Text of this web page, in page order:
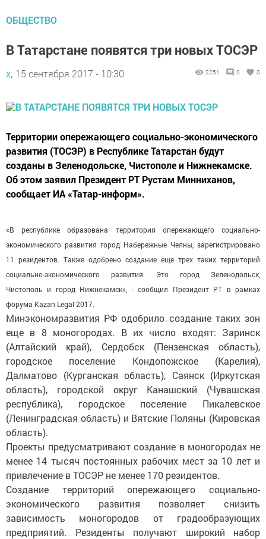
ОБЩЕСТВО
В Татарстане появятся три новых ТОСЭР
х, 15 сентября 2017 - 10:30 2251 0 0
Территории опережающего социально-экономического
развития (ТОСЭР) в Республике Татарстан будут
созданы в Зеленодольске, Чистополе и Нижнекамске.
Об этом заявил Президент РТ Рустам Минниханов,
сообщает ИА «Татар-информ».
«В республике образована территория опережающего социально-
экономического развития город Набережные Челны, зарегистрировано
11 резидентов. Также одобрено создание еще трех таких территорий
социально-экономического развития. Это город Зеленодольск,
Чистополь и город Нижнекамск», - сообщил Президент РТ в рамках
форума Kazan Legal 2017.
Минэкономразвития РФ одобрило создание таких зон
еще в 8 моногородах. В их число входят: Заринск
(Алтайский край), Сердобск (Пензенская область),
городское поселение Кондопожское (Карелия),
Далматово (Курганская область), Саянск (Иркутская
область), городской округ Канашский (Чувашская
республика), городское поселение Пикалевское
(Ленинградская область) и Вятские Поляны (Кировская
область).
Проекты предусматривают создание в моногородах не
менее 14 тысяч постоянных рабочих мест за 10 лет и
привлечение в ТОСЭР не менее 170 резидентов.
Создание территорий опережающего социально-
экономического развития позволяет снизить
зависимость моногородов от градообразующих
предприятий. Резиденты получают широкий набор